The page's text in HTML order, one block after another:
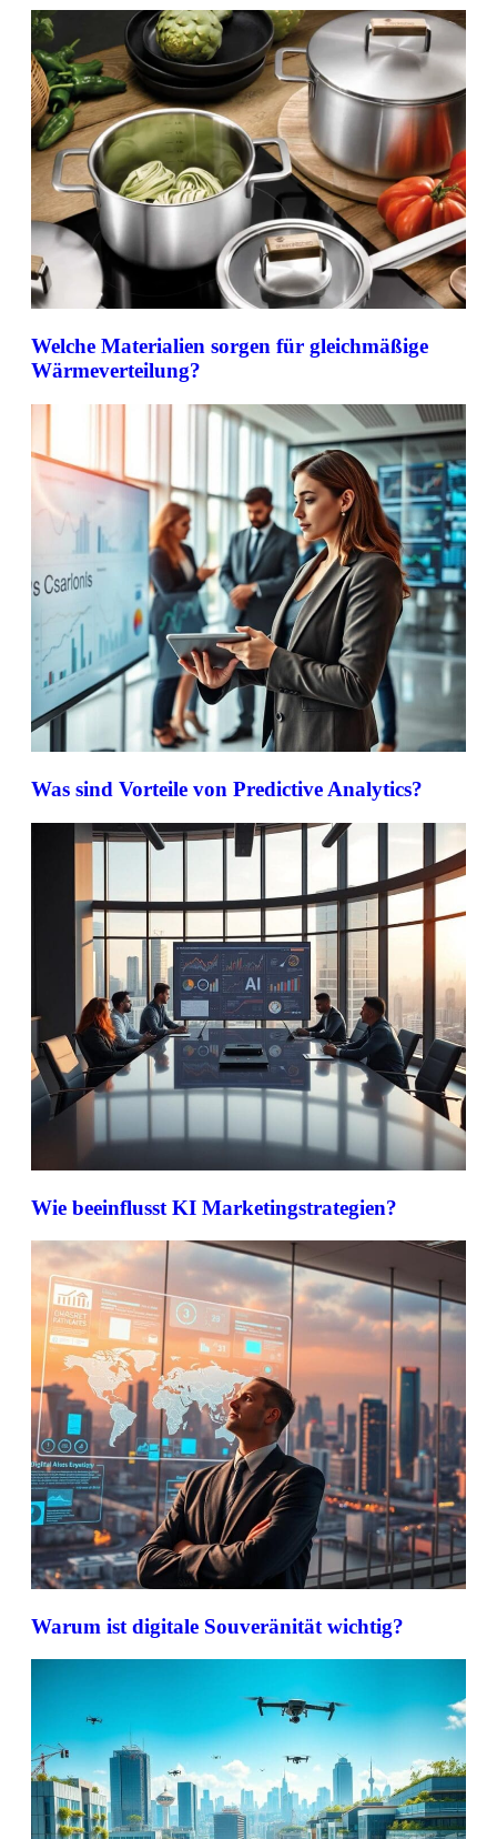
Welche Materialien sorgen für gleichmäßige
Wärmeverteilung?
Was sind Vorteile von Predictive Analytics?
Wie beeinflusst KI Marketingstrategien?
Warum ist digitale Souveränität wichtig?